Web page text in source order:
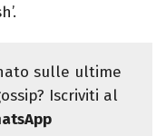
sulle ultime
Iscriviti al